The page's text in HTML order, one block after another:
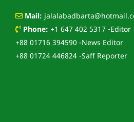
Mail:
Phone: +1 647 402 5317 -Editor
+88 01716 394590 -News Editor
+88 01724 446824 -Saff Reporter